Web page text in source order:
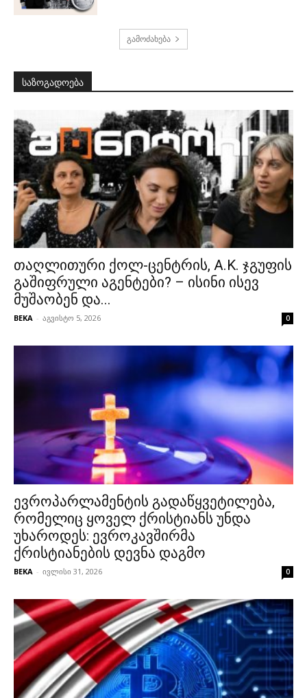
გამოძახება
საზოგადოება
თაღლითური ქოლ-ცენტრის, A.K. ჯგუფის
გაშიფრული აგენტები? – ისინი ისევ
მუშაობენ და...
BEKA - აგვისტო 5, 2026 0
ევროპარლამენტის გადაწყვეტილება,
რომელიც ყოველ ქრისტიანს უნდა
უხაროდეს: ევროკავშირმა
ქრისტიანების დევნა დაგმო
BEKA - ივლისი 31, 2026 0